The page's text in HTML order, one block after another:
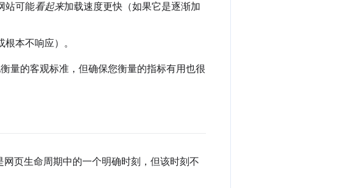
站可能看起来加载速度更快（如果它是逐渐加
本不响应）。
量的客观标准，但确保您衡量的指标有用也很
网页生命周期中的一个明确时刻，但该时刻不